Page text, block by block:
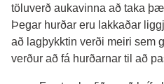
töluverð aukavinna að taka
Þegar hurðar eru lakkaðar
að lagþykktin verði meiri sem
verður að fá hurðarnar til að